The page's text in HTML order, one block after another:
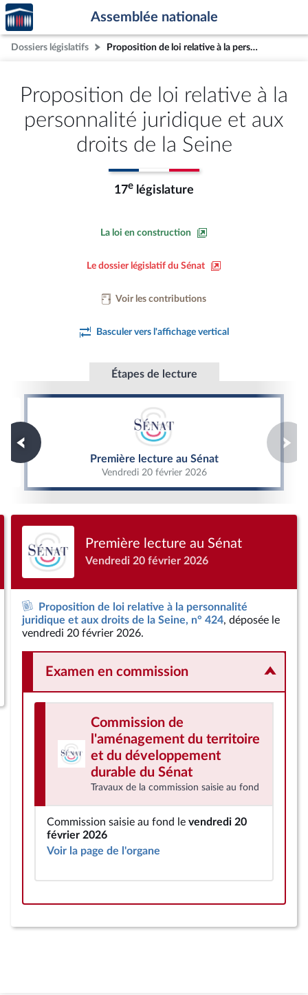
Aller au contenu
Aller en bas de la page
Accèder
à la
page
d'accueil
Assemblée nationale
Dossiers législatifs Proposition de loi relative à la personnalité juridique et aux droits de la Seine
Proposition de loi relative à la
personnalité juridique et aux
droits de la Seine
17e législature
La loi en construction
Le dossier législatif du Sénat
Voir les contributions
Basculer vers l'affichage vertical
Étapes de lecture
Première lecture au Sénat
Vendredi 20 février 2026
Première lecture au Sénat
Première lecture au Sénat
Vendredi 20 février 2026
Proposition de loi relative à la personnalité
juridique et aux droits de la Seine, n° 424, déposée le
vendredi 20 février 2026.
Examen en commission
Commission de
l'aménagement du territoire
et du développement
durable du Sénat
Travaux de la commission saisie au fond
Commission saisie au fond le vendredi 20
février 2026
Voir la page de l'organe